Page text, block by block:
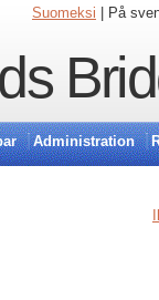
Suomeksi | På
Administration